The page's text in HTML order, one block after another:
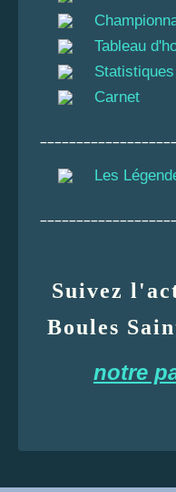
Tableau
Statistiques
Carnet
Les
Suivez
Boules
notre